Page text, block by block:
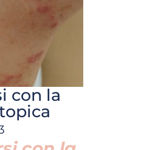
con la